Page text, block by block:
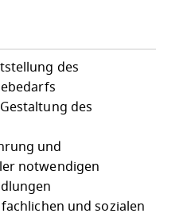
des
des
und
notwendigen
und sozialen